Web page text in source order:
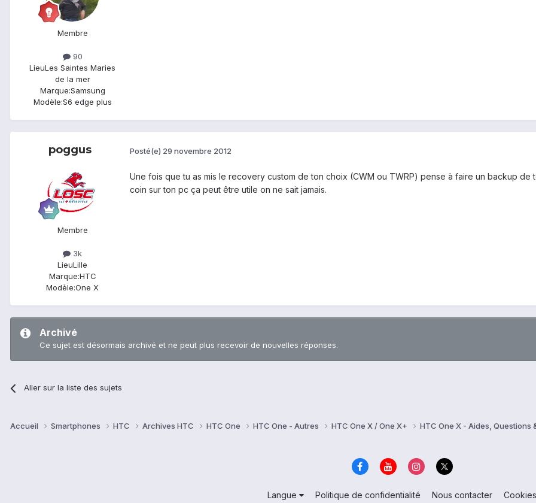
Membre
90
LieuLes Saintes Maries
de la mer
Marque:Samsung
Modèle:S6 edge plus
poggus
Membre
3k
LieuLille
Marque:HTC
Modèle:One X
Posté(e) 29 novembre 2012
Une fois que tu as mis le recovery custom de ton choix (CWM ou TWRP) pense à faire un backup
coin sur ton pc ça peut être utile on ne sait jamais.
Archivé
Ce sujet est désormais archivé et ne peut plus recevoir de nouvelles réponses.
Aller sur la liste des sujets
Accueil Smartphones HTC Archives HTC HTC One HTC One - Autres HTC One X / One X+ HTC One X - Aides, Questions
Langue Politique de confidentialité Nous contacter Cookies